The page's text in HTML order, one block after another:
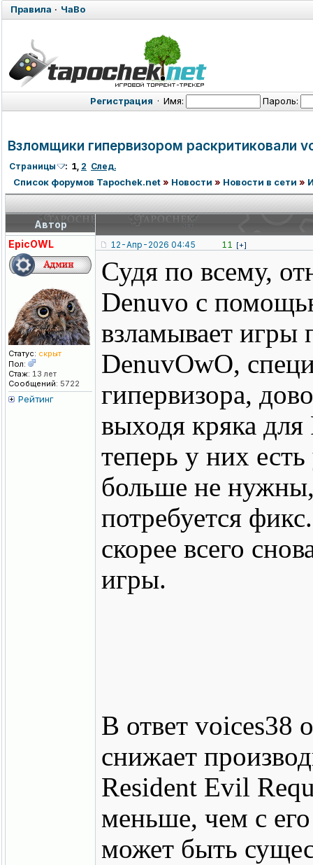
Правила · ЧаВо
Регистрация · Имя: Пароль:
Взломщики гипервизором раскритиковали
Страницы : 1, 2 След.
Список форумов Tapochek.net» Новости » Новости в сети »
Автор
EpicOWL
Статус: скрыт
Пол:
Стаж: 13 лет
Сообщений: 5722
Рейтинг
12-Апр-2026 04:45 11 [+]
Судя по всему,
Denuvo с
взламывает
DenuvOwO,
гипервизора,
выходя кряка
теперь у них
больше не нужны,
потребуется
скорее всего
игры.
В ответ voices38
снижает
Resident Evil
меньше, чем с
может быть